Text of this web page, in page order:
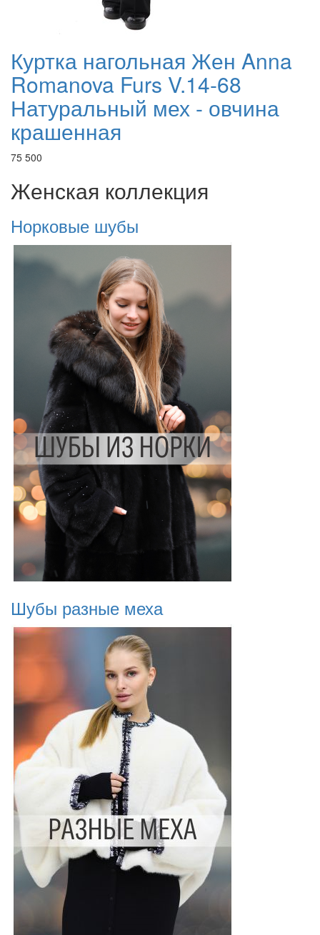
Куртка нагольная Жен Anna
Romanova Furs V.14-68
Натуральный мех - овчина
крашенная
75 500
Женская коллекция
Норковые шубы
Шубы разные меха